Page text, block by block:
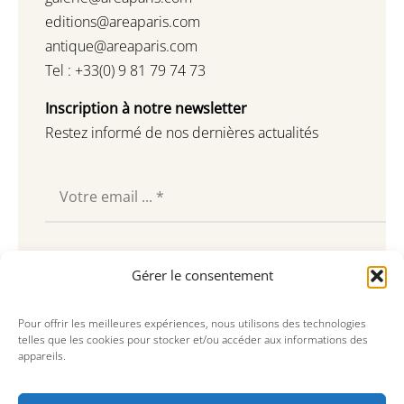
Gérer le consentement
Pour offrir les meilleures expériences, nous utilisons des technologies
telles que les cookies pour stocker et/ou accéder aux informations des
appareils.
editions@areaparis.com
antique@areaparis.com
Tel : +33(0) 9 81 79 74 73
Inscription à notre newsletter
Restez informé de nos dernières actualités
Souscrire